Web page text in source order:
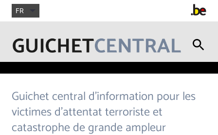
FR
Guichet central d’information pour les
victimes d’attentat terroriste et
catastrophe de grande ampleur